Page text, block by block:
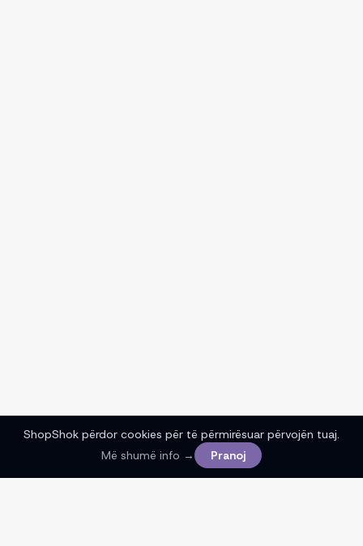
ShopShok përdor cookies për të përmirësuar përvojën tuaj.
Më shumë info →
Pranoj